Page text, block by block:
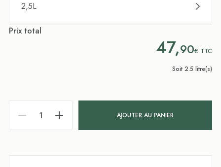
2,5L
Prix total
47,90€ TTC
Soit 2.5 litre(s)
AJOUTER AU PANIER